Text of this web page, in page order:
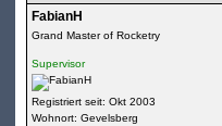
FabianH
Grand Master of Rocketry
Supervisor
Registriert seit: Okt 2003
Wohnort: Gevelsberg